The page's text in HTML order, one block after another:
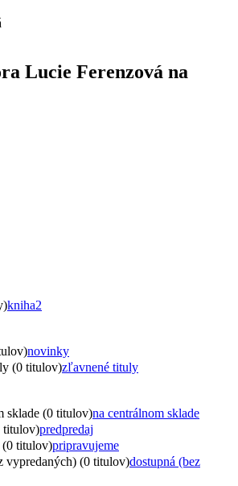
Lucie Ferenzová na
kniha2
novinky
(0 titulov)zľavnené tituly
sklade (0 titulov)na centrálnom sklade
titulov)predpredaj
(0 titulov)pripravujeme
vypredaných) (0 titulov)dostupná (bez